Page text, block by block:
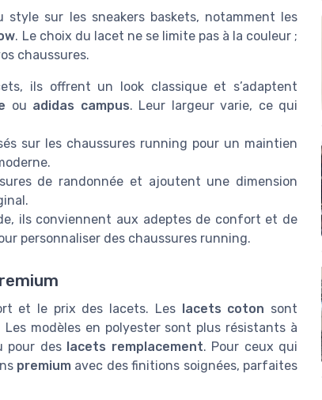
sur les sneakers baskets, notamment les
. Le choix du lacet ne se limite pas à la couleur ;
chaussures.
ils offrent un look classique et s’adaptent
ou adidas campus. Leur largeur varie, ce qui
sur les chaussures running pour un maintien
de randonnée et ajoutent une dimension
ils conviennent aux adeptes de confort et de
personnaliser des chaussures running.
et le prix des lacets. Les lacets coton sont
modèles en polyester sont plus résistants à
pour des lacets remplacement. Pour ceux qui
premium avec des finitions soignées, parfaites